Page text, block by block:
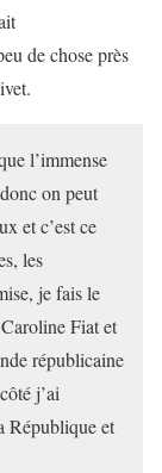
de chose près
l’immense
on peut
et c’est ce
les
je fais le
Fiat et
républicaine
j’ai
République et